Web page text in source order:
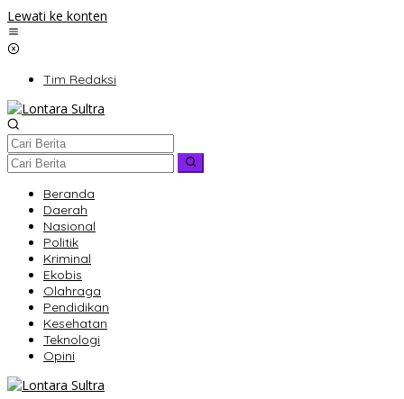
Lewati ke konten
Tim Redaksi
Beranda
Daerah
Nasional
Politik
Kriminal
Ekobis
Olahraga
Pendidikan
Kesehatan
Teknologi
Opini